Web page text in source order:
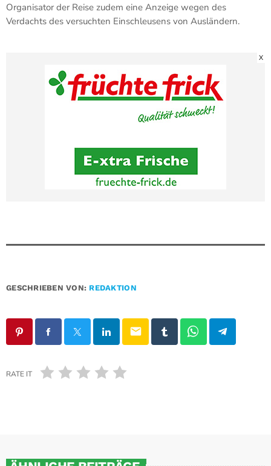
Organisator der Reise zudem eine Anzeige wegen des
Verdachts des versuchten Einschleusens von Ausländern.
X
GESCHRIEBEN VON: REDAKTION
email
RATE IT